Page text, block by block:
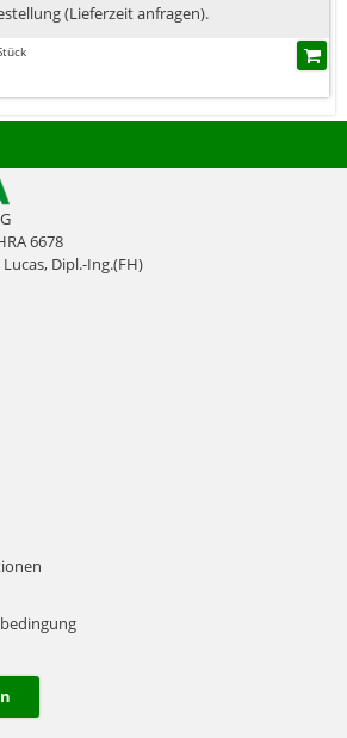
(Lieferzeit anfragen).
6678
Dipl.-Ing.(FH)